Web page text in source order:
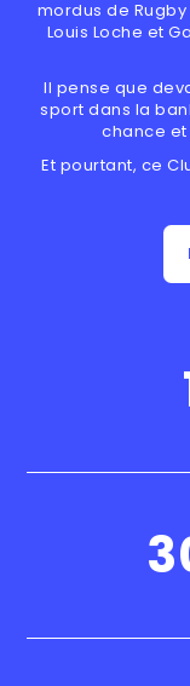
mordus de
Louis Loche et
Il pense que
sport dans la
chance
Et pourtant, ce